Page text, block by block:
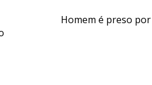
Homem é preso